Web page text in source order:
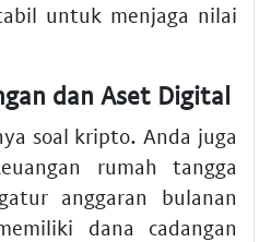
untuk menjaga nilai
dan Aset Digital
soal kripto. Anda juga
rumah tangga
anggaran bulanan
dana cadangan